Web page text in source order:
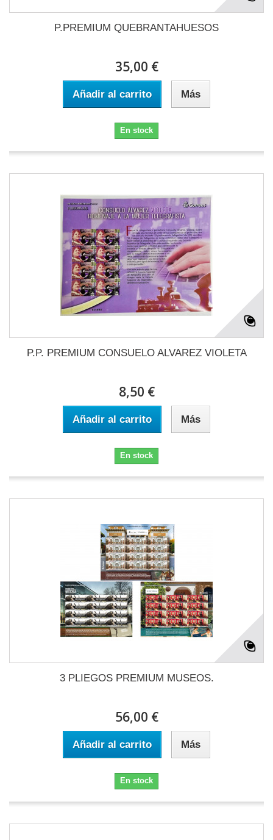
P.PREMIUM QUEBRANTAHUESOS
35,00 €
Añadir al carrito Más
En stock
P.P. PREMIUM CONSUELO ALVAREZ VIOLETA
8,50 €
Añadir al carrito Más
En stock
3 PLIEGOS PREMIUM MUSEOS.
56,00 €
Añadir al carrito Más
En stock